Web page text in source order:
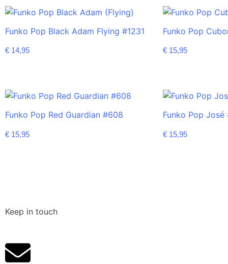
Funko Pop Black Adam Flying #1231
€ 14,95
Funko Pop
€ 15,95
Funko Pop Red Guardian #608
€ 15,95
Funko Pop José
€ 15,95
Keep in touch